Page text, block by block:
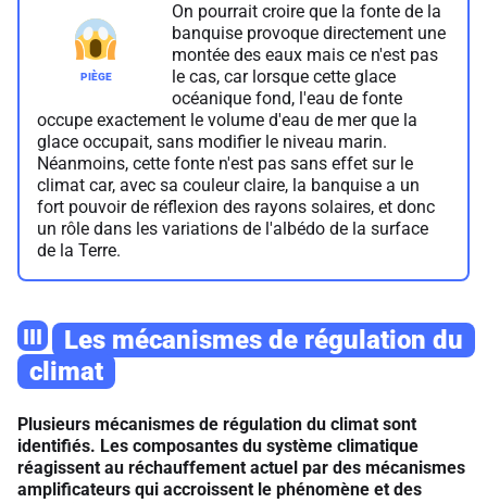
On pourrait croire que la fonte de la
banquise provoque directement une
montée des eaux mais ce n'est pas
le cas, car lorsque cette glace
océanique fond, l'eau de fonte
occupe exactement le volume d'eau de mer que la
glace occupait, sans modifier le niveau marin.
Néanmoins, cette fonte n'est pas sans effet sur le
climat car, avec sa couleur claire, la banquise a un
fort pouvoir de réflexion des rayons solaires, et donc
un rôle dans les variations de l'albédo de la surface
de la Terre.
III
Les mécanismes de régulation du
climat
Plusieurs mécanismes de régulation du climat sont
identifiés. Les composantes du système climatique
réagissent au réchauffement actuel par des mécanismes
amplificateurs qui accroissent le phénomène et des